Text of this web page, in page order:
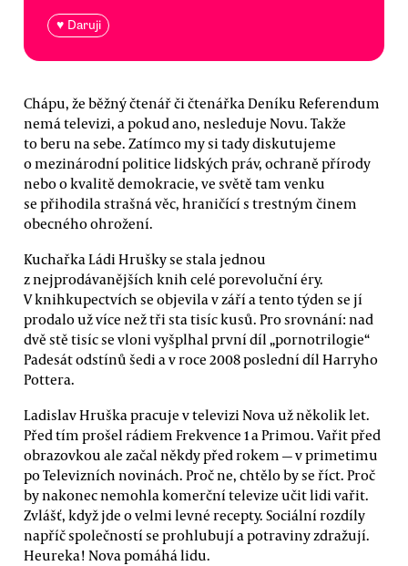
♥ Daruji
Chápu, že běžný čtenář či čtenářka Deníku Referendum
nemá televizi, a pokud ano, nesleduje Novu. Takže
to beru na sebe. Zatímco my si tady diskutujeme
o mezinárodní politice lidských práv, ochraně přírody
nebo o kvalitě demokracie, ve světě tam venku
se přihodila strašná věc, hraničící s trestným činem
obecného ohrožení.
Kuchařka Ládi Hrušky se stala jednou
z nejprodávanějších knih celé porevoluční éry.
V knihkupectvích se objevila v září a tento týden se jí
prodalo už více než tři sta tisíc kusů. Pro srovnání: nad
dvě stě tisíc se vloni vyšplhal první díl „pornotrilogie“
Padesát odstínů šedi a v roce 2008 poslední díl Harryho
Pottera.
Ladislav Hruška pracuje v televizi Nova už několik let.
Před tím prošel rádiem Frekvence 1 a Primou. Vařit před
obrazovkou ale začal někdy před rokem — v primetimu
po Televizních novinách. Proč ne, chtělo by se říct. Proč
by nakonec nemohla komerční televize učit lidi vařit.
Zvlášť, když jde o velmi levné recepty. Sociální rozdíly
napříč společností se prohlubují a potraviny zdražují.
Heureka! Nova pomáhá lidu.